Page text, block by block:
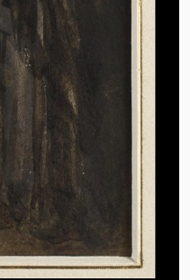
presenteert het
& Kate
vroeger. In de
kennis met hét
eeuw. Het
beroemde
met
die laat zien
vroeger het leven
bepaalde.